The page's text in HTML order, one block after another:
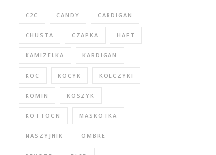
C2C CANDY CARDIGAN
CHUSTA CZAPKA HAFT
KAMIZELKA KARDIGAN
KOC KOCYK KOLCZYKI
KOMIN KOSZYK
KOTTOON MASKOTKA
NASZYJNIK OMBRE